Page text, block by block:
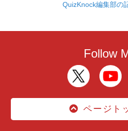
QuizKnock編集部の
Follow
ページト